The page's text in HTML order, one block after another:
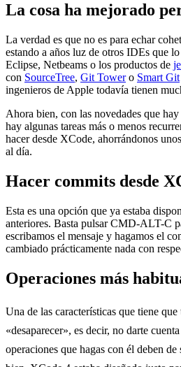
La cosa ha mejorado
La verdad es que no es para echar
estando a años luz de otros IDEs que
Eclipse, Netbeams o los productos de
con SourceTree, Git Towero Smart Git
ingenieros de Apple todavía tienen
Ahora bien, con las novedades que
hay algunas tareas más o menos
hacer desde XCode, ahorrándonos
al día.
Hacer commits desde
Esta es una opción que ya estaba
anteriores. Basta pulsar CMD-ALT-C
escribamos el mensaje y hagamos el
cambiado prácticamente nada con
Operaciones más
Una de las características que tiene
«desaparecer», es decir, no darte
operaciones que hagas con él deben